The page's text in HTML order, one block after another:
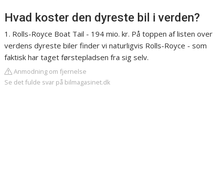
Hvad koster den dyreste bil i verden?
1. Rolls-Royce Boat Tail - 194 mio. kr. På toppen af listen over
verdens dyreste biler finder vi naturligvis Rolls-Royce - som
faktisk har taget førstepladsen fra sig selv.
Anmodning om fjernelse
Se det fulde svar på bilmagasinet.dk